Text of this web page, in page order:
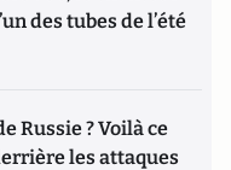
des tubes de l’été
Russie ? Voilà ce
les attaques